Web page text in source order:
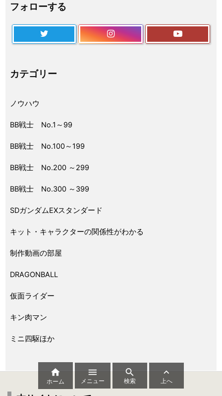
フォローする
カテゴリー
ノウハウ
BB戦士 No.1～99
BB戦士 No.100～199
BB戦士 No.200 ～299
BB戦士 No.300 ～399
SDガンダムEXスタンダード
キット・キャラクターの関係性がわかる
制作動画の部屋
DRAGONBALL
仮面ライダー
キン肉マン
ミニ四駆ほか

ホーム

メニュー

検索

上へ